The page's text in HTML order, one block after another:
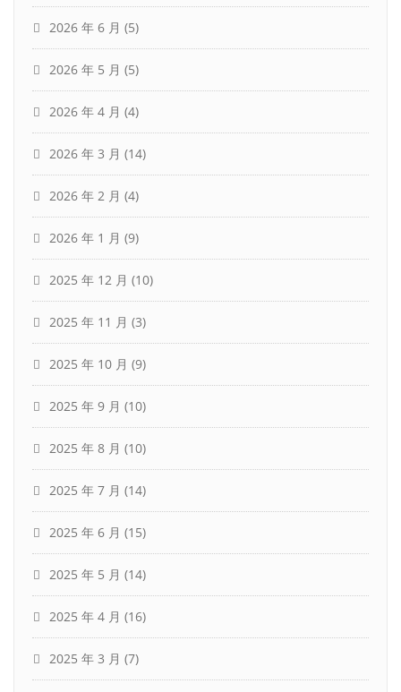
2026 年 6 月 (5)
2026 年 5 月 (5)
2026 年 4 月 (4)
2026 年 3 月 (14)
2026 年 2 月 (4)
2026 年 1 月 (9)
2025 年 12 月 (10)
2025 年 11 月 (3)
2025 年 10 月 (9)
2025 年 9 月 (10)
2025 年 8 月 (10)
2025 年 7 月 (14)
2025 年 6 月 (15)
2025 年 5 月 (14)
2025 年 4 月 (16)
2025 年 3 月 (7)